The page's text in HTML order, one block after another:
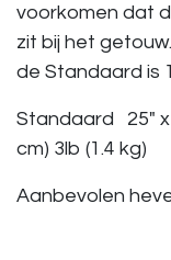
voorkomen dat
zit bij het
de Standaard is
Standaard 25" x
cm) 3lb (1.4 kg)
Aanbevolen